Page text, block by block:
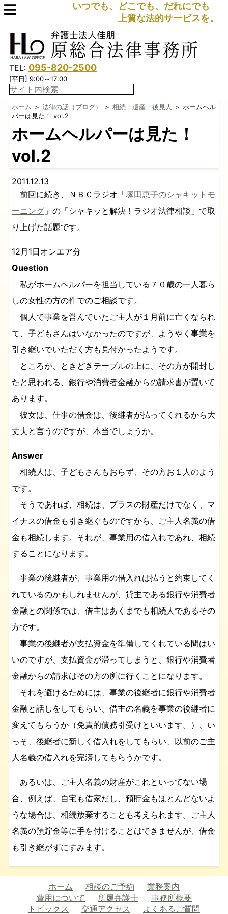
いつでも、どこでも、だれにでも
上質な法的サービスを。
TEL: 095-820-2500
[平日] 9:00～17:00
ホーム ＞ 法律の話（ブログ） ＞ 相続・遺産・後見人
＞ ホームヘル
パーは見た！ vol.2
ホームヘルパーは見た！
vol.2
2011.12.13
前回に続き、ＮＢＣラジオ「塚田恵子のシャキットモ
ーニング」の「シャキッと解決！ラジオ法律相談」で取
り上げた話題です。
12月1日オンエア分
Question
私がホームヘルパーを担当している７０歳の一人暮ら
しの女性の方の件でのご相談です。
個人で事業を営んでいたご主人が１月前に亡くなられ
て、子どもさんはいなかったのですが、ようやく事業を
引き継いでいただく方も見付かったようです。
ところが、ときどきテーブルの上に、その方が開封し
たと思われる、銀行や消費者金融からの請求書が置いて
あります。
彼女は、仕事の借金は、後継者が払ってくれるから大
丈夫と言うのですが、本当でしょうか。
Answer
相続人は、子どもさんもおらず、その方お１人のよう
です。
そうであれば、相続は、プラスの財産だけでなく、マ
イナスの借金も引き継ぐものですから、ご主人名義の借
金も相続します。それが、事業用の借入れであれ、相続
することになります。
事業の後継者が、事業用の借入れは払うと約束してく
れているのかもしれませんが、貸主である銀行や消費者
金融との関係では、借主はあくまでも相続人であるその
方です。
事業の後継者が支払資金を準備してくれている間はい
いのですが、支払資金が滞ってしまうと、銀行や消費者
金融からの請求はその方の所に行くことになります。
それを避けるためには、事業の後継者に銀行や消費者
金融と話しをしてもらい、借主の名義を事業の後継者に
変えてもらうか（免責的債務引受けといいます。）、い
っそ、後継者に新しく借入れをしてもらい、以前のご主
人名義の借入れを完済してもらうかです。
あるいは、ご主人名義の財産がこれといってない場
合、例えば、自宅も借家だし、預貯金もほとんどないよ
うな場合は、相続放棄することも考えられます。ご主人
名義の預貯金等に手を付けることはできませんが、借金
も引き継がずにすみます。
ホーム 相談のご予約
業務案内
費用について
所属弁護士
事務所概要
トピックス
交通アクセス よくあるご質問